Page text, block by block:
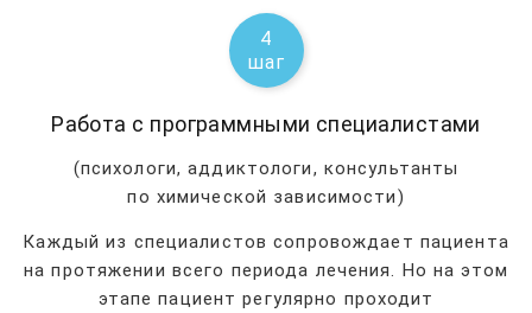
4
шаг
Работа с программными специалистами
(психологи, аддиктологи, консультанты
по химической зависимости)
Каждый из специалистов сопровождает пациента
на протяжении всего периода лечения. Но на этом
этапе пациент регулярно проходит